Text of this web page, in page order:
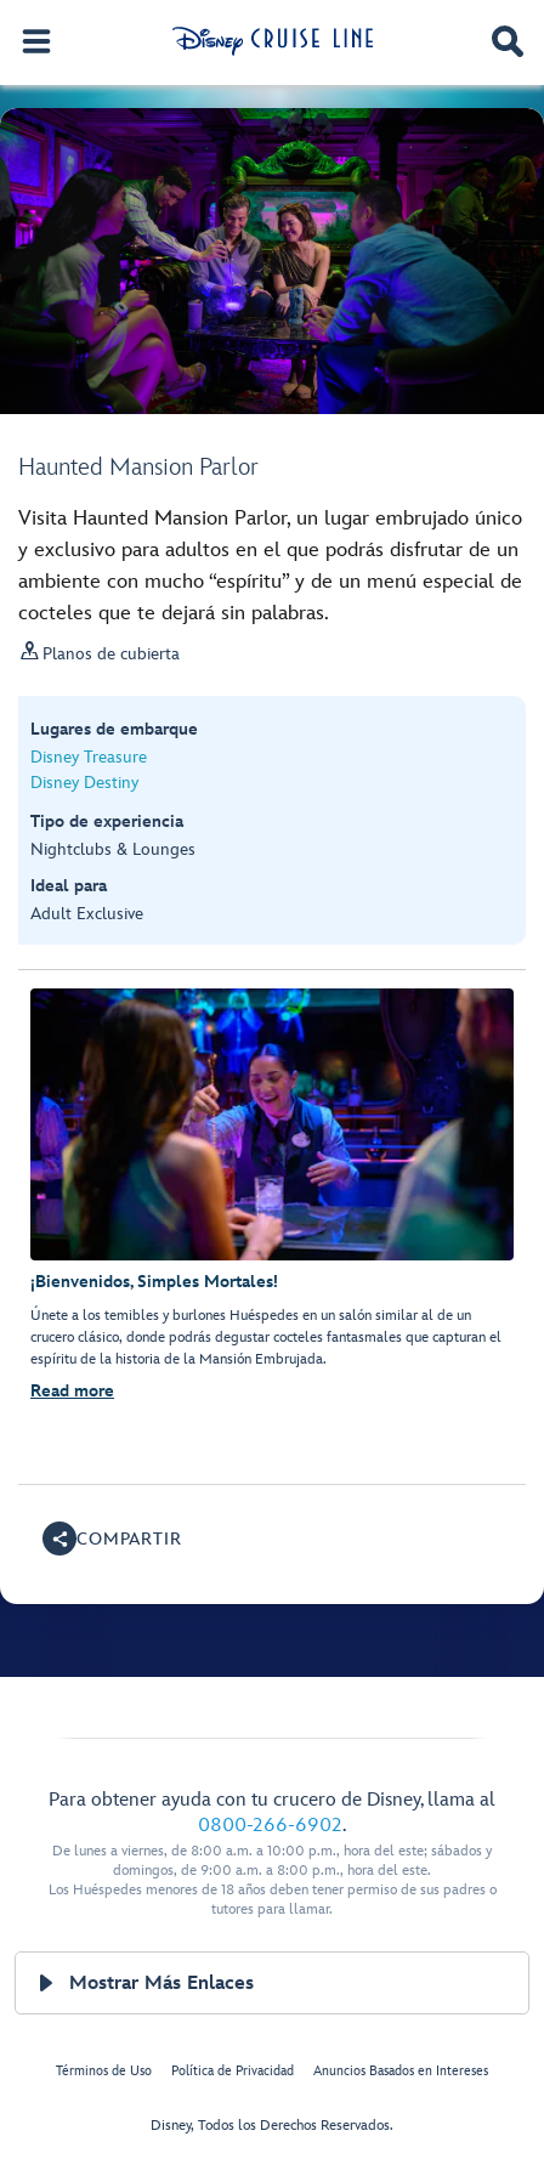
Haunted Mansion Parlor
Visita Haunted Mansion Parlor, un lugar embrujado único
y exclusivo para adultos en el que podrás disfrutar de un
ambiente con mucho “espíritu” y de un menú especial de
cocteles que te dejará sin palabras.
 Planos de cubierta
Lugares de embarque
Disney Treasure
Disney Destiny
Tipo de experiencia
Nightclubs & Lounges
Ideal para
Adult Exclusive
¡Bienvenidos, Simples Mortales!
Únete a los temibles y burlones Huéspedes en un salón similar al de un
crucero clásico, donde podrás degustar cocteles fantasmales que capturan el
espíritu de la historia de la Mansión Embrujada.
Read more
COMPARTIR
Para obtener ayuda con tu crucero de Disney, llama al
0800-266-6902.
De lunes a viernes, de 8:00 a.m. a 10:00 p.m., hora del este; sábados y
domingos, de 9:00 a.m. a 8:00 p.m., hora del este.
Los Huéspedes menores de 18 años deben tener permiso de sus padres o
tutores para llamar.
Mostrar Más Enlaces
Términos de Uso Política de Privacidad Anuncios Basados en Intereses
Disney, Todos los Derechos Reservados.